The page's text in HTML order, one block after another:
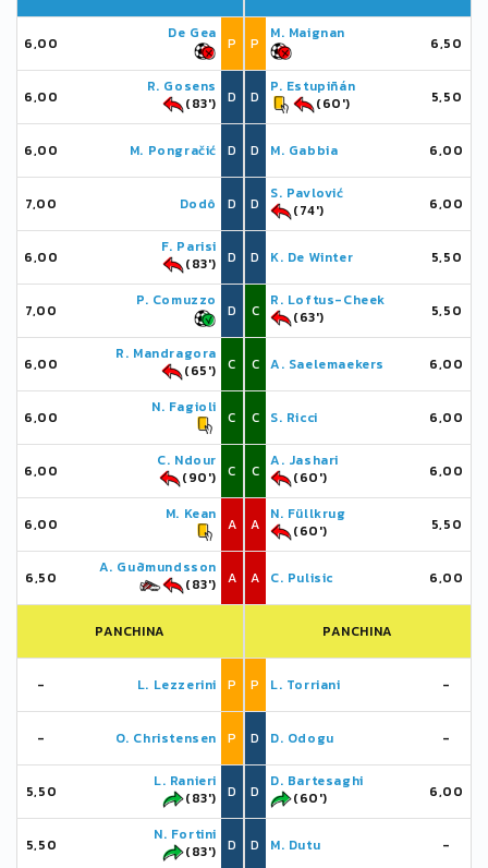
6,00
De Gea
P
6,00
R. Gosens
(83')
D
6,00 M. Pongračić D
7,00 Dodô D
6,00
F. Parisi
(83')
D
7,00
P. Comuzzo
D
6,00
R. Mandragora
(65')
C
6,00
N. Fagioli
C
6,00
C. Ndour
(90')
C
6,00
M. Kean
A
6,50
A. Guðmundsson
(83')
A
PANCHINA
- L. Lezzerini P
- O. Christensen P
5,50
L. Ranieri
(83')
D
5,50
N. Fortini
(83')
D
P
M. Maignan
6,50
D
P. Estupiñán
(60')
5,50
D M. Gabbia 6,00
D
S. Pavlović
(74')
6,00
D K. De Winter 5,50
C
R. Loftus-Cheek
(63')
5,50
C A. Saelemaekers 6,00
C S. Ricci 6,00
C
A. Jashari
(60')
6,00
A
N. Füllkrug
(60')
5,50
A C. Pulisic 6,00
PANCHINA
P L. Torriani -
D D. Odogu -
D
D. Bartesaghi
(60')
6,00
D M. Dutu -